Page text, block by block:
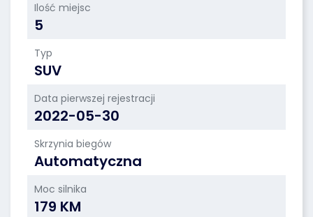
Ilość miejsc
5
Typ
SUV
Data pierwszej rejestracji
2022-05-30
Skrzynia biegów
Automatyczna
Moc silnika
179 KM